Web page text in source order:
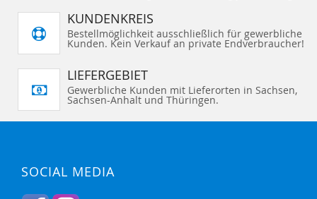
KUNDENKREIS
Bestellmöglichkeit ausschließlich für gewerbliche
Kunden. Kein Verkauf an private Endverbraucher!
LIEFERGEBIET
Gewerbliche Kunden mit Lieferorten in Sachsen,
Sachsen-Anhalt und Thüringen.
SOCIAL MEDIA